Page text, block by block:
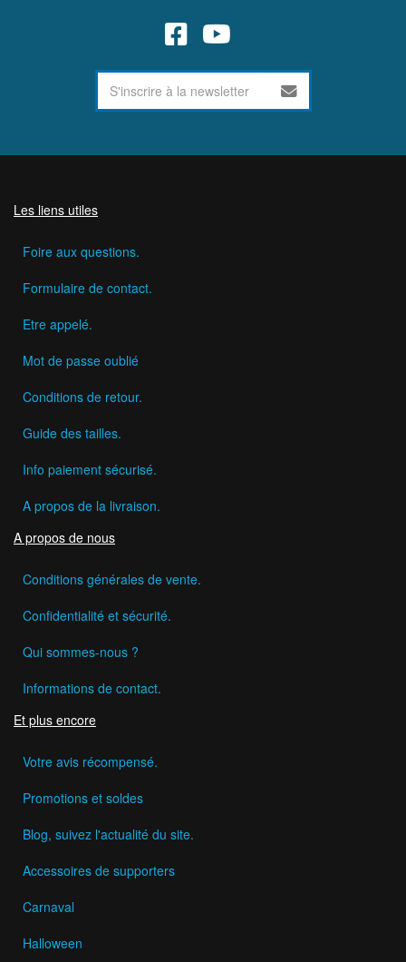
Les liens utiles
Foire aux questions.
Formulaire de contact.
Etre appelé.
Mot de passe oublié
Conditions de retour.
Guide des tailles.
Info paiement sécurisé.
A propos de la livraison.
A propos de nous
Conditions générales de vente.
Confidentialité et sécurité.
Qui sommes-nous ?
Informations de contact.
Et plus encore
Votre avis récompensé.
Promotions et soldes
Blog, suivez l'actualité du site.
Accessoires de supporters
Carnaval
Halloween